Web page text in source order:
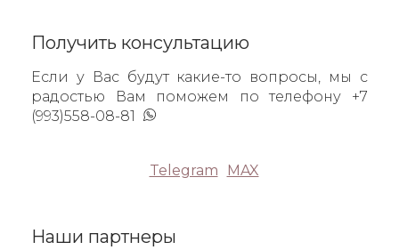
Получить консультацию
Если у Вас будут какие-то вопросы, мы с
радостью Вам поможем по телефону +7
(993)558-08-81
Telegram MAX
Наши партнеры